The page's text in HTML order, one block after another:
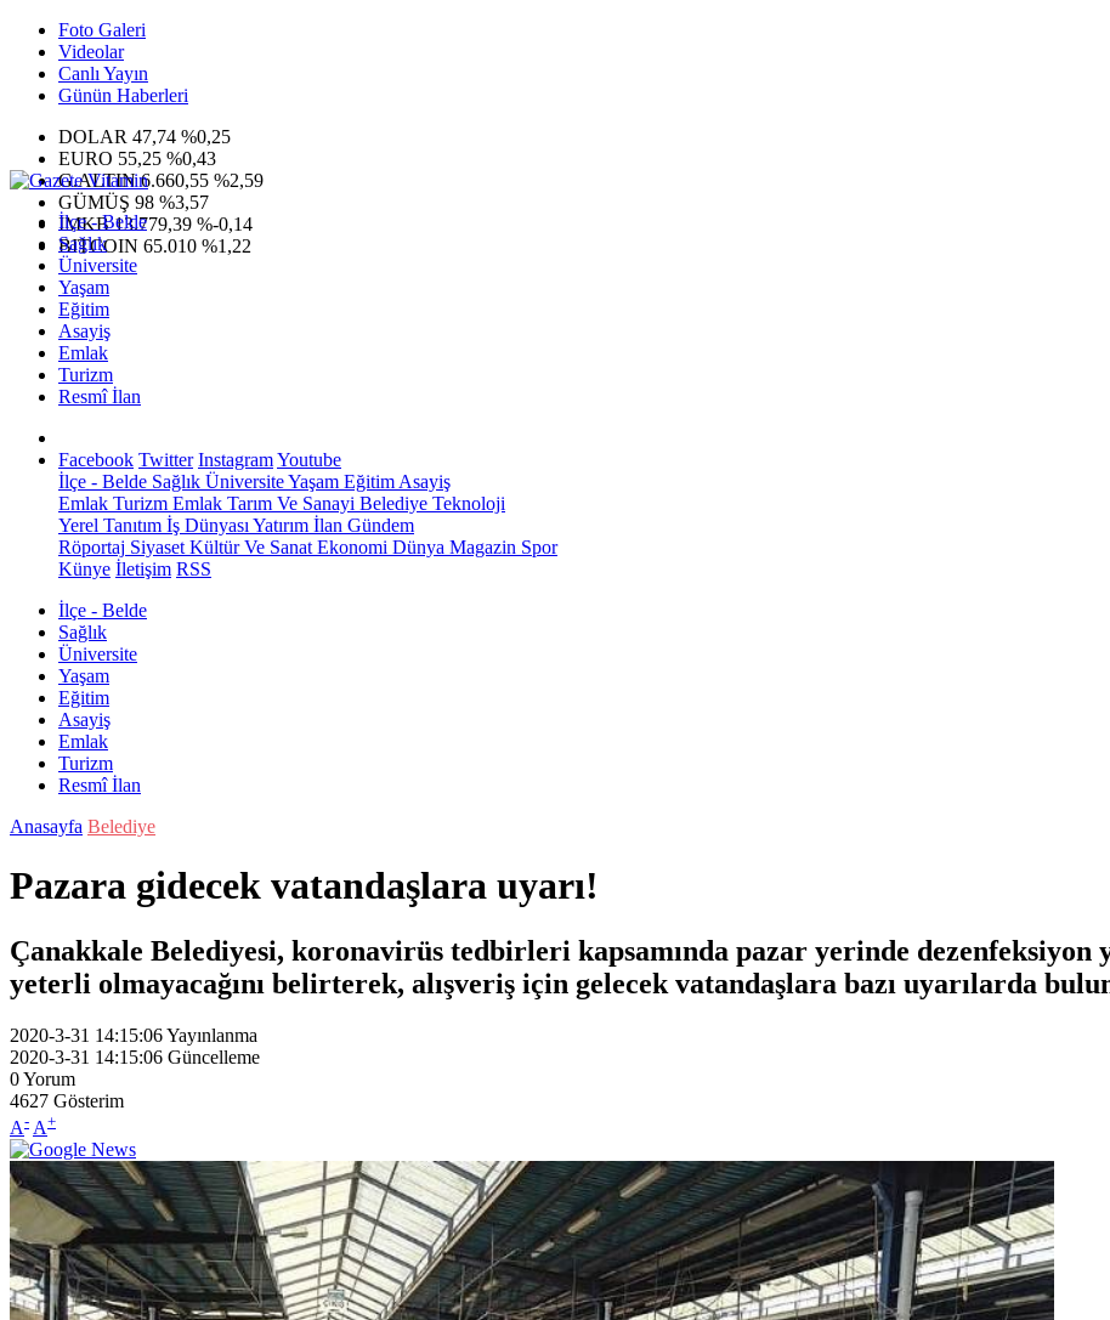
Foto Galeri
Videolar
Canlı Yayın
Günün Haberleri
DOLAR 47,74 %0,25
EURO 55,25 %0,43
G.ALTIN6.660,55 %2,59
GÜMÜŞ 98 %3,57
IMKB13.779,39 %-0,14
BITCOIN 65.010 %1,22
İlçe - Belde
Sağlık
Üniversite
Yaşam
Eğitim
Asayiş
Emlak
Turizm
Resmî İlan
Facebook Twitter InstagramYoutube
İlçe - Belde Sağlık ÜniversiteYaşam Eğitim Asayiş
Emlak Turizm Emlak Tarım Ve Sanayi Belediye Teknoloji
Yerel Tanıtım İş Dünyası Yatırım İlan Gündem
Röportaj Siyaset Kültür Ve Sanat Ekonomi Dünya Magazin Spor
Künye İletişim RSS
İlçe - Belde
Sağlık
Üniversite
Yaşam
Eğitim
Asayiş
Emlak
Turizm
Resmî İlan
Anasayfa Belediye
Pazara gidecek vatandaşlara uyarı!
Çanakkale Belediyesi, koronavirüs tedbirleri kapsamında pazar yerinde dezenfeksiyon
yeterli olmayacağını belirterek, alışveriş için gelecek vatandaşlara bazı uyarılarda
2020-3-31 14:15:06Yayınlanma
2020-3-31 14:15:06 Güncelleme
0Yorum
4627 Gösterim
A- A+